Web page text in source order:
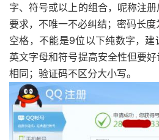
字、符号或以上的组合，呢称注
要求，不唯一不必纠结；密码长
空格，不能是9位以下纯数字，建
英文字母和符号提高安全性但要
相同；验证码不区分大小写。